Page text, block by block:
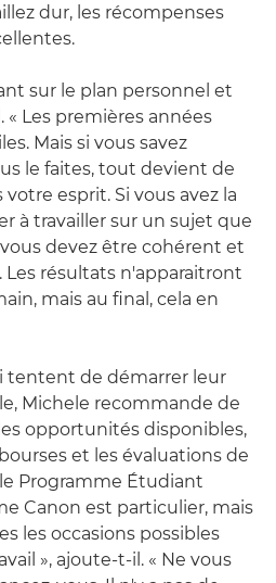
dur, les récompenses
sur le plan personnel et
« Les premières années
Mais si vous savez
le faites, tout devient de
esprit. Si vous avez la
à travailler sur un sujet que
devez être cohérent et
Les résultats n'apparaitront
mais au final, cela en
tentent de démarrer leur
Michele recommande de
opportunités disponibles,
et les évaluations de
Programme Étudiant
Canon est particulier, mais
les occasions possibles
», ajoute-t-il. « Ne vous